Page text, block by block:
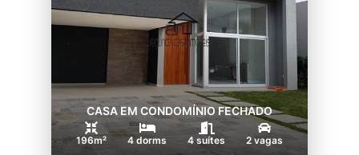
CASA EM CONDOMÍNIO FECHADO
196m² 4 dorms 4 suítes 2 vagas